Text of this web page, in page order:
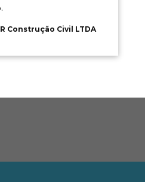
Construção Civil LTDA